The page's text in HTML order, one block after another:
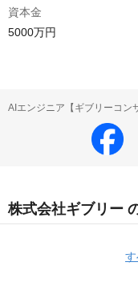
資本金
5000万円
AIエンジニア【ギブリーコン
株式会社ギブリー